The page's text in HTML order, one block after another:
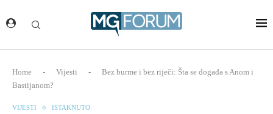
Home - Vijesti -
Bez burme i bez riječi: Šta se događa s Anom i
Bastijanom?
VIJESTI ISTAKNUTO